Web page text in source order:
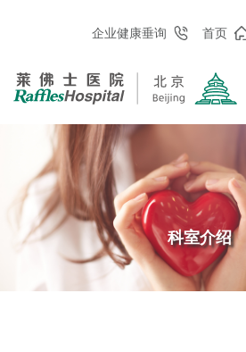
企业健康垂询 首页
科室介绍